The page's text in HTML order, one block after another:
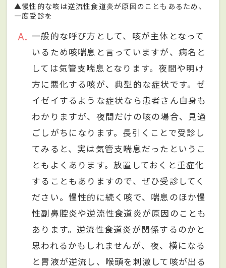
▲慢性的な咳は逆流性食道炎が原因のこともあるため、
一度受診を
A
一般的な呼び方として、咳が主体となって
いるため咳喘息と言っていますが、病名と
しては気管支喘息となります。夜間や明け
方に悪化する咳が、典型的な症状です。ゼ
イゼイするような症状なら患者さん自身も
わかりますが、夜間だけの咳の場合、見過
ごしがちになります。長引くことで受診し
てみると、実は気管支喘息だったというこ
ともよくあります。放置しておくと重症化
することもありますので、ぜひ受診してく
ださい。慢性的に続く咳で、喘息のほか慢
性副鼻腔炎や逆流性食道炎が原因のことも
あります。逆流性食道炎が関係するのかと
思われるかもしれませんが、夜、横になる
と胃液が逆流し、喉頭を刺激して咳が出る